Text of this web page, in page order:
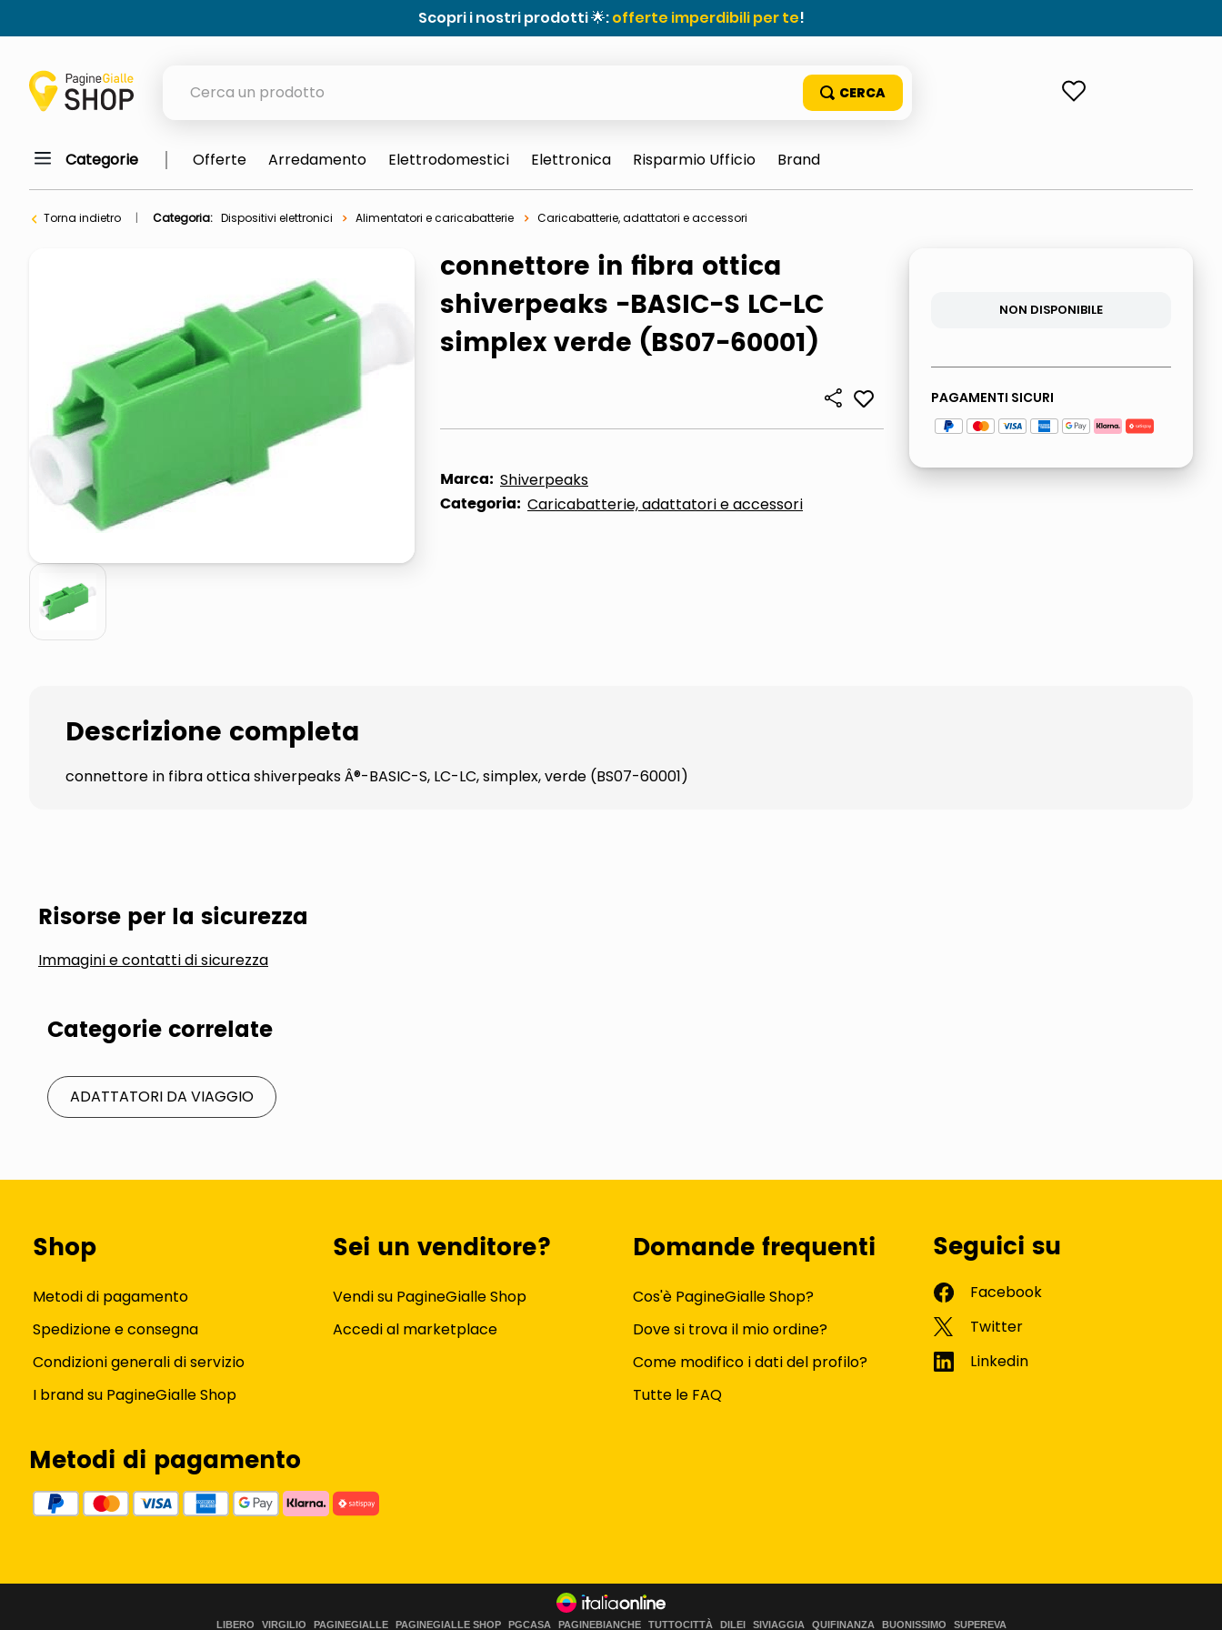
Scopri i nostri prodotti 🌟:offerte imperdibili per te!
meme
ombrelloni
italia independent occhiali sole 0703 thin rotondo sun
lucidatrice pavimenti
elenco telefonico
faro solare
Categorie Offerte Arredamento Elettrodomestici Elettronica Risparmio Ufficio Brand
Torna indietro Categoria: Dispositivi elettronici Alimentatori e caricabatterie Caricabatterie, adattatori e accessori
connettore in fibra ottica
shiverpeaks -BASIC-S LC-LC
simplex verde (BS07-60001)
Marca: Shiverpeaks
Categoria: Caricabatterie, adattatori e accessori
NON DISPONIBILE
PAGAMENTI SICURI
Descrizione completa
connettore in fibra ottica shiverpeaks Â®-BASIC-S, LC-LC, simplex, verde (BS07-60001)
Risorse per la sicurezza
Immagini e contatti di sicurezza
Categorie correlate
ADATTATORI DA VIAGGIO
Shop
Metodi di pagamento
Spedizione e consegna
Condizioni generali di servizio
I brand su PagineGialle Shop
Sei un venditore?
Vendi su PagineGialle Shop
Accedi al marketplace
Domande frequenti
Cos'è PagineGialle Shop?
Dove si trova il mio ordine?
Come modifico i dati del profilo?
Tutte le FAQ
Seguici su
Metodi di pagamento
LIBERO VIRGILIO PAGINEGIALLE PAGINEGIALLE SHOP PGCASA PAGINEBIANCHE TUTTOCITTÀ DILEI SIVIAGGIA QUIFINANZA BUONISSIMO SUPEREVA